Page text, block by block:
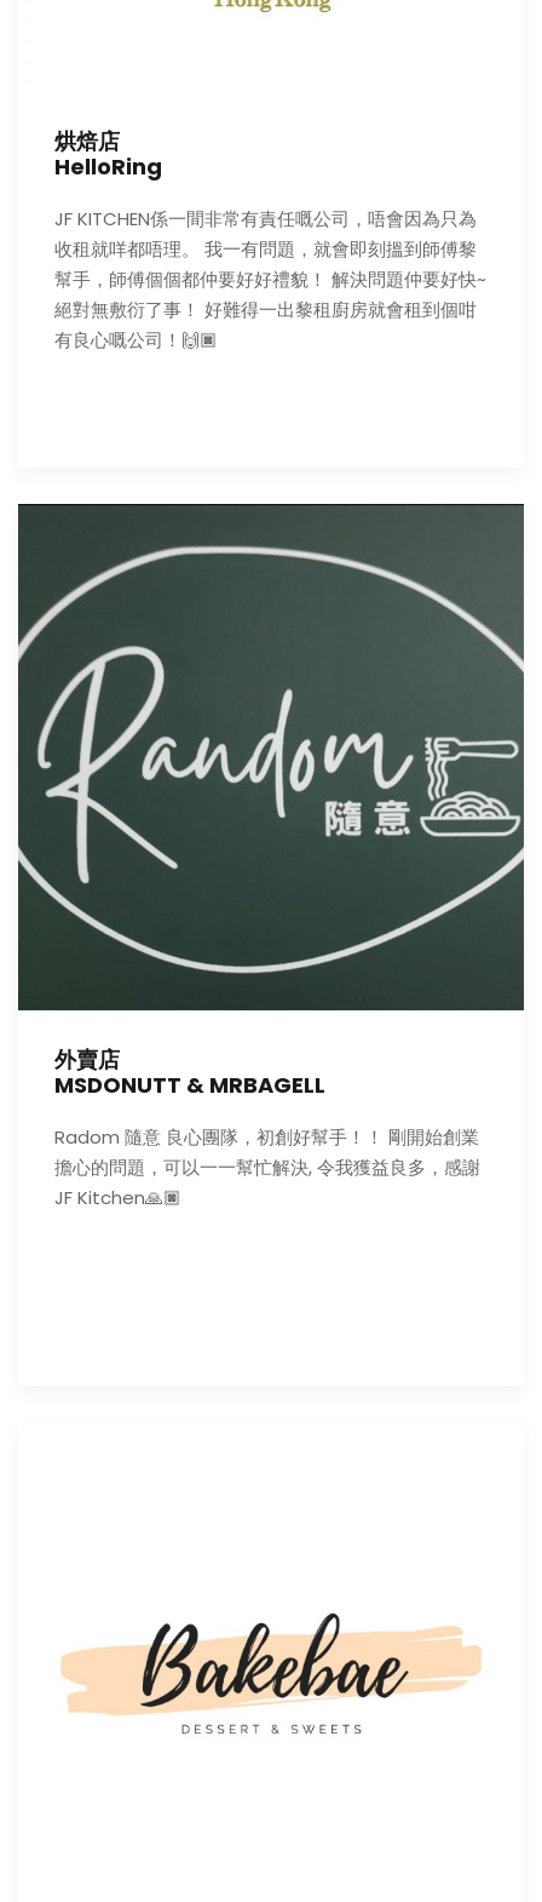
烘焙店
HelloRing
JF KITCHEN係一間非常有責任嘅公司，唔會因為只為
收租就咩都唔理。 我一有問題，就會即刻搵到師傅黎
幫手，師傅個個都仲要好好禮貌！ 解決問題仲要好快~
絕對無敷衍了事！ 好難得一出黎租廚房就會租到個咁
有良心嘅公司！🙌🏿
外賣店
MSDONUTT & MRBAGELL
Radom 隨意 良心團隊，初創好幫手！！ 剛開始創業
擔心的問題，可以一一幫忙解決, 令我獲益良多，感謝
JF Kitchen🙏🏿